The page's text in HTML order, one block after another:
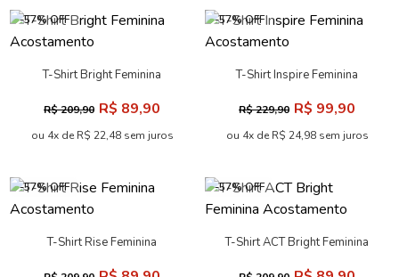
-57% OFF
T-Shirt Bright Feminina
R$ 209,90 R$ 89,90
ou 4x de R$ 22,48 sem juros
-57% OFF
T-Shirt Inspire Feminina
R$ 229,90 R$ 99,90
ou 4x de R$ 24,98 sem juros
-57% OFF
T-Shirt Rise Feminina
-57% OFF
T-Shirt ACT Bright Feminina